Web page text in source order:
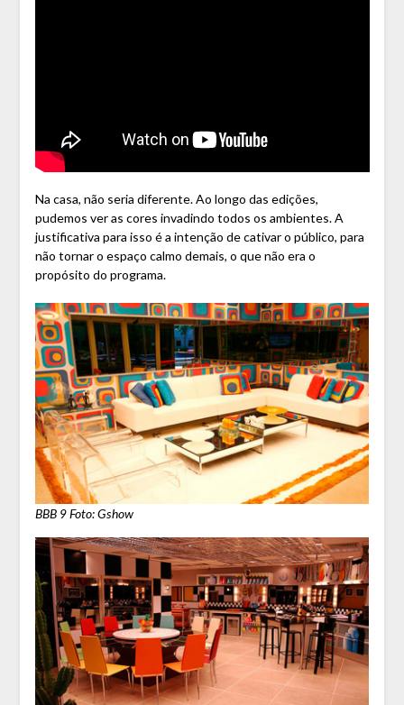
Na casa, não seria diferente. Ao longo das edições,
pudemos ver as cores invadindo todos os ambientes. A
justificativa para isso é a intenção de cativar o público, para
não tornar o espaço calmo demais, o que não era o
propósito do programa.
BBB 9 Foto: Gshow